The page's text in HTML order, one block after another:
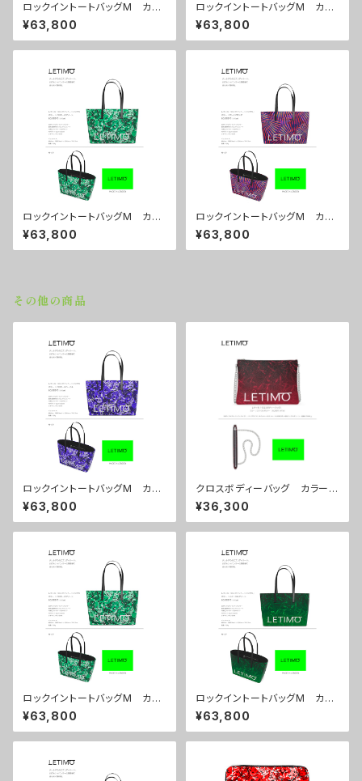
ロックイントートバッグM カラ
ー/シティーサンライズ ■配送
まで約１か月
¥63,800
ロックイントートバッグM カラ
ー/シティーサンセット ■配送
まで約１か月
¥63,800
ロックイントートバッグM カラ
ー/プロポーズグリーン ■配送
まで約１か月
¥63,800
ロックイントートバッグM カラ
ー/センスマゼンダ ■配送まで
約１か月
¥63,800
その他の商品
ロックイントートバッグM カラ
ー/プロポーズパープル ■配
送まで約１か月
¥63,800
クロスボディーバッグ カラー/
ミストラルボルドー ■配送まで
約１か月
¥36,300
ロックイントートバッグM カラ
ー/プロポーズグリーン ■配送
まで約１か月
¥63,800
ロックイントートバッグM カラ
ー/ミストラルグリーン ■配送
まで約１か月
¥63,800